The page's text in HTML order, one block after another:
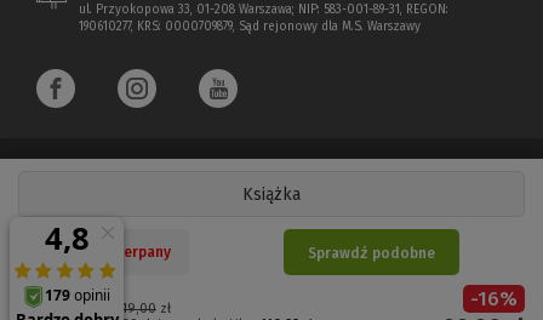
Książka
Cena regularna: 119,00zł
-16%
Nakład wyczerpany Sprawdź podobne
ul. Przyokopowa 33, 01-208 Warszawa; NIP: 583-001-89-31, REGON:
190610277, KRS: 0000709879, Sąd rejonowy dla M.S. Warszawy
Copyright 1997 - 2026 Wolters Kluwer Polska Sp. z o.o.
Płatności elektroniczne
(Nowe
(Link